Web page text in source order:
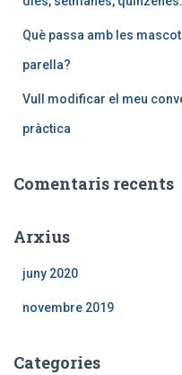
Què passa amb les
parella?
Vull modificar el meu
pràctica
Comentaris recents
Arxius
juny 2020
novembre 2019
Categories